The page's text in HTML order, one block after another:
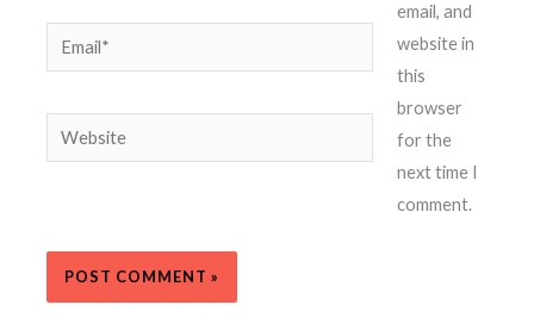
Email*
Website
email, and
website in
this
browser
for the
next time I
comment.